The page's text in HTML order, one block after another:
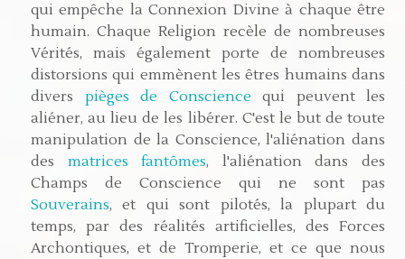
qui empêche la Connexion Divine à chaque être
humain. Chaque Religion recèle de nombreuses
Vérités, mais également porte de nombreuses
distorsions qui emmènent les êtres humains dans
divers pièges de Conscience qui peuvent les
aliéner, au lieu de les libérer. C'est le but de toute
manipulation de la Conscience, l'aliénation dans
des matrices fantômes, l'aliénation dans des
Champs de Conscience qui ne sont pas
Souverains, et qui sont pilotés, la plupart du
temps, par des réalités artificielles, des Forces
Archontiques, et de Tromperie, et ce que nous